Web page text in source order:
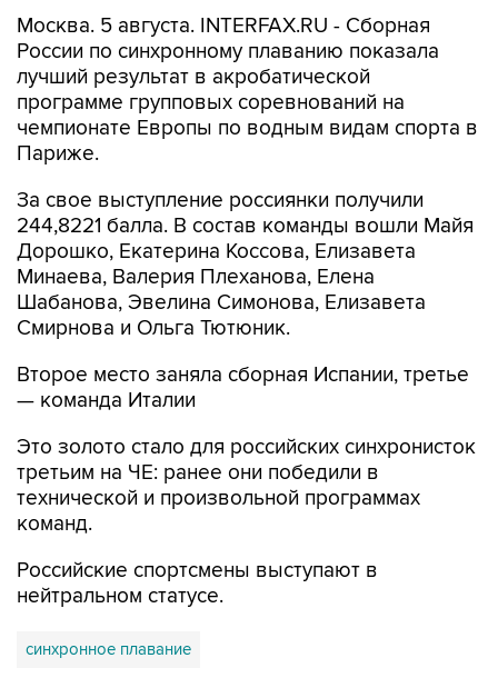
Москва. 5 августа. INTERFAX.RU - Сборная
России по синхронному плаванию показала
лучший результат в акробатической
программе групповых соревнований на
чемпионате Европы по водным видам спорта в
Париже.
За свое выступление россиянки получили
244,8221 балла. В состав команды вошли Майя
Дорошко, Екатерина Коссова, Елизавета
Минаева, Валерия Плеханова, Елена
Шабанова, Эвелина Симонова, Елизавета
Смирнова и Ольга Тютюник.
Второе место заняла сборная Испании, третье
— команда Италии
Это золото стало для российских синхронисток
третьим на ЧЕ: ранее они победили в
технической и произвольной программах
команд.
Российские спортсмены выступают в
нейтральном статусе.
синхронное плавание